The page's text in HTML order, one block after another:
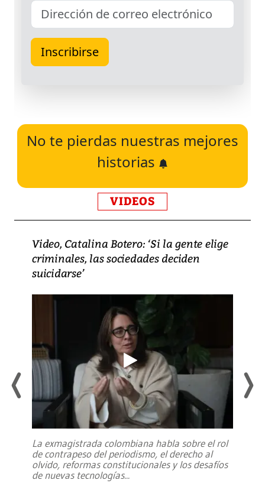
No te pierdas nuestras mejores
historias
VIDEOS
Video, Catalina Botero: ‘Si la gente elige
criminales, las sociedades deciden
suicidarse’
La exmagistrada colombiana habla sobre el rol
de contrapeso del periodismo, el derecho al
olvido, reformas constitucionales y los desafíos
de nuevas tecnologías...